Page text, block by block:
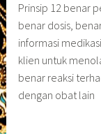
Prinsip 12 benar
benar dosis,
informasi
klien untuk
benar reaksi
dengan obat lain